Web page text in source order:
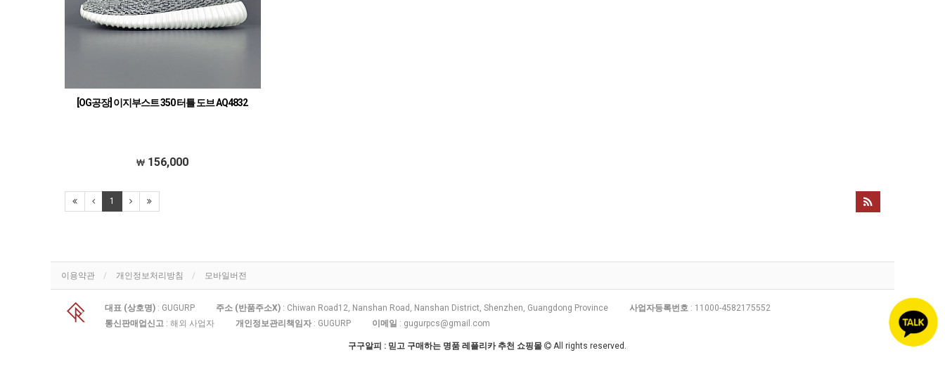
[OG공장] 이지부스트 350 터틀 도브 AQ4832
156,000
1
이용약관 개인정보처리방침 모바일버전
대표 (상호명) : GUGURP 주소 (반품주소X) : Chiwan Road12, Nanshan Road, Nanshan District, Shenzhen, Guangdong Province 사업자등록번호 : 11000-4582175552
통신판매업신고 : 해외 사업자 개인정보관리책임자 : GUGURP 이메일 : gugurpcs@gmail.com
구구알피 : 믿고 구매하는 명품 레플리카 추천 쇼핑몰 All rights reserved.